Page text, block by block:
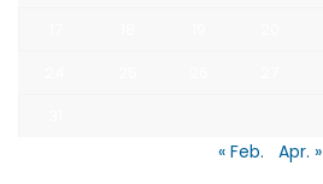
« Feb. Apr. »